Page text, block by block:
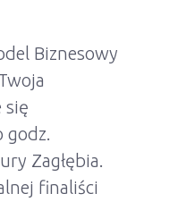
Biznesowy
się
godz.
Zagłębia.
finaliści